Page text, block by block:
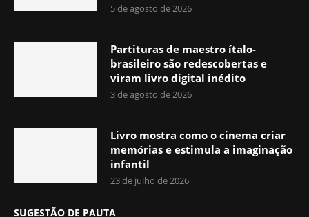
5 de agosto de 2026
Partituras de maestro ítalo-
brasileiro são redescobertas e
viram livro digital inédito
3 de agosto de 2026
Livro mostra como o cinema criar
memórias e estimula a imaginação
infantil
23 de julho de 2026
SUGESTÃO DE PAUTA